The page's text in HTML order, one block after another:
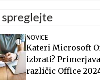
spreglejte
NOVICE
Kateri Microsoft
izbrati? Primerjava
različic Office